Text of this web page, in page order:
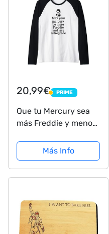
20,99€ PRIME
PRIME
Que tu Mercury sea
más Freddie y menos
retrógrado Camiseta
Manga Raglan
Más Info